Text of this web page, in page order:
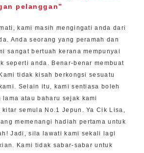
pelanggan”
kami masih mengingati anda dari
Anda seorang yang peramah dan
sangat bertuah kerana mempunyai
seperti anda. Benar-benar membuat
tidak kisah berkongsi sesuatu
Selain itu, kami sentiasa boleh
lama atau baharu sejak kami
kitar semula No.1 Jepun. Ya Cik Lisa,
memenangi hadiah pertama untuk
Jadi, sila lawati kami sekali lagi
Kami tidak sabar-sabar untuk